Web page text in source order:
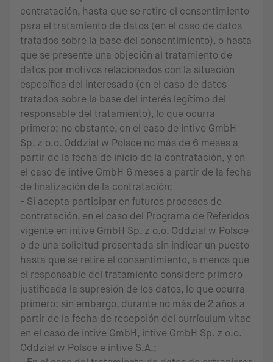
contratación, hasta que se retire el consentimiento
para el tratamiento de datos (en el caso de datos
tratados sobre la base del consentimiento), o hasta
que se presente una objeción al tratamiento de
datos por motivos relacionados con la situación
específica del interesado (en el caso de datos
tratados sobre la base del interés legítimo del
responsable del tratamiento), lo que ocurra
primero; no obstante, en el caso de intive GmbH
Sp. z o.o. Oddział w Polsce no más de 6 meses a
partir de la fecha de inicio de la contratación, y en
el caso de intive GmbH 6 meses a partir de la fecha
de finalización de la contratación;
- Si acepta participar en futuros procesos de
contratación, en el caso del Programa de Referidos
vigente en intive GmbH Sp. z o.o. Oddział w Polsce
o de una solicitud presentada sin indicar un puesto
hasta que se retire el consentimiento, a menos que
el responsable del tratamiento considere primero
justificada la supresión de los datos, lo que ocurra
primero; sin embargo, durante no más de 2 años a
partir de la fecha de recepción del currículum vitae
en el caso de intive GmbH, intive GmbH Sp. z o.o.
Oddział w Polsce e intive S.A.;